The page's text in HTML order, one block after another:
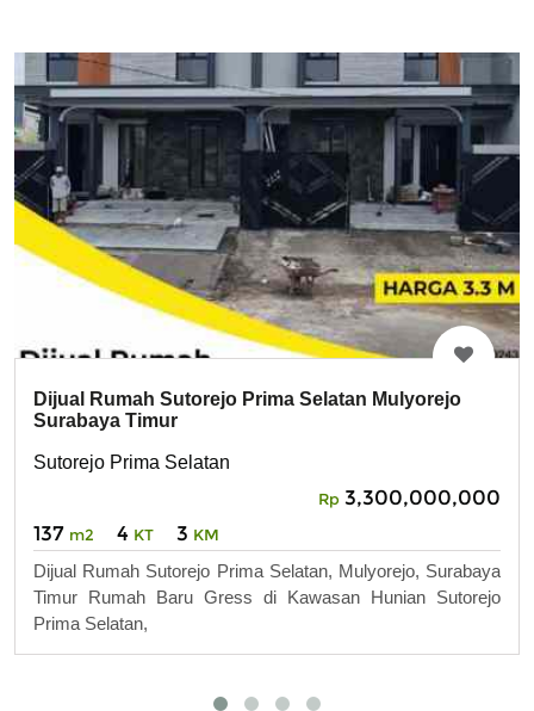
Dijual Rumah Sutorejo Prima Selatan Mulyorejo
Surabaya Timur
Sutorejo Prima Selatan
Rp 3,300,000,000
137 m2 4 KT 3 KM
Dijual Rumah Sutorejo Prima Selatan, Mulyorejo, Surabaya
Timur Rumah Baru Gress di Kawasan Hunian Sutorejo
Prima Selatan,